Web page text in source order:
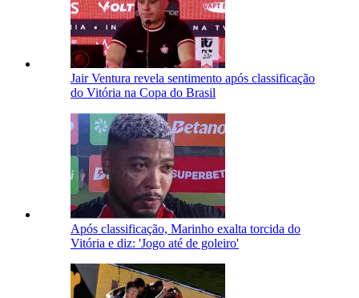
Jair Ventura revela sentimento após classificação
do Vitória na Copa do Brasil
Após classificação, Marinho exalta torcida do
Vitória e diz: 'Jogo até de goleiro'